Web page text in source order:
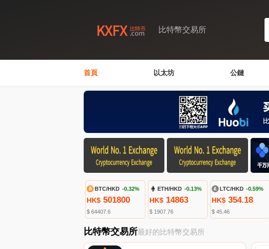
比特幣交易所
首頁 以太坊 公鏈
BTC/HKD -0.32%
HK$ 501800
$ 64407.6
ETH/HKD -0.13%
HK$14863
$ 1907.76
LTC/HKD -0.59%
HK$354.18
$ 45.46
比特幣交易所最好的比特幣交易所